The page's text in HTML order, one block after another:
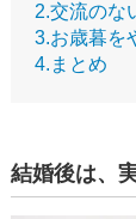
2.交流のな
3.お歳暮を
4.まとめ
結婚後は、